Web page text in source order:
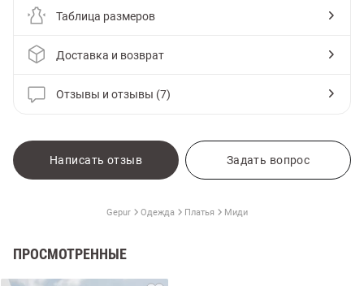
Таблица размеров
Доставка и возврат
Отзывы и отзывы (7)
Написать отзыв Задать вопрос
Gepur Одежда Платья Миди
ПРОСМОТРЕННЫЕ